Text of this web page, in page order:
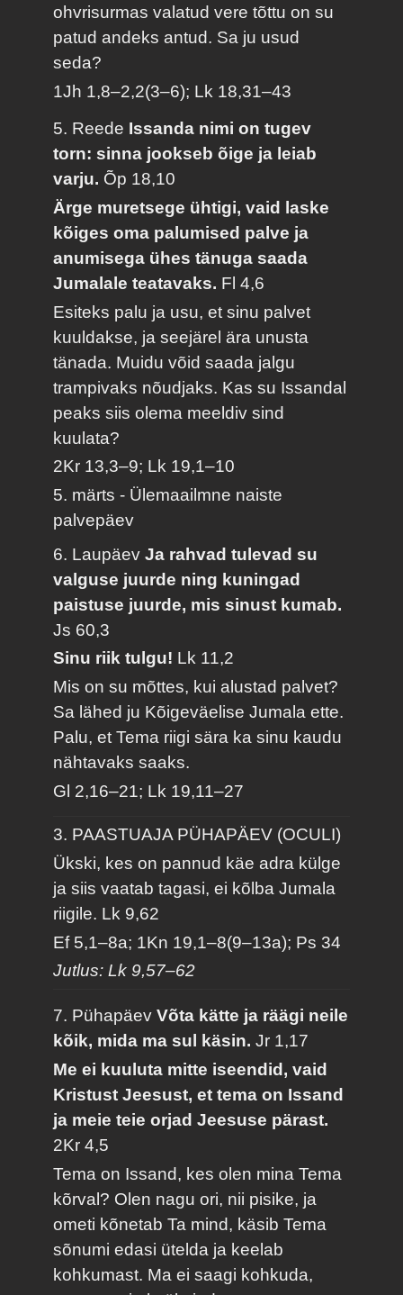
ohvrisurmas valatud vere tõttu on su
patud andeks antud. Sa ju usud
seda?
1Jh 1,8–2,2(3–6); Lk 18,31–43
5. Reede Issanda nimi on tugev
torn: sinna jookseb õige ja leiab
varju. Õp 18,10
Ärge muretsege ühtigi, vaid laske
kõiges oma palumised palve ja
anumisega ühes tänuga saada
Jumalale teatavaks. Fl 4,6
Esiteks palu ja usu, et sinu palvet
kuuldakse, ja seejärel ära unusta
tänada. Muidu võid saada jalgu
trampivaks nõudjaks. Kas su Issandal
peaks siis olema meeldiv sind
kuulata?
2Kr 13,3–9; Lk 19,1–10
5. märts - Ülemaailmne naiste
palvepäev
6. LaupäevJa rahvad tulevad su
valguse juurde ning kuningad
paistuse juurde, mis sinust kumab.
Js 60,3
Sinu riik tulgu! Lk 11,2
Mis on su mõttes, kui alustad palvet?
Sa lähed ju Kõigeväelise Jumala ette.
Palu, et Tema riigi sära ka sinu kaudu
nähtavaks saaks.
Gl 2,16–21; Lk 19,11–27
3. PAASTUAJA PÜHAPÄEV (OCULI)
Ükski, kes on pannud käe adra külge
ja siis vaatab tagasi, ei kõlba Jumala
riigile. Lk 9,62
Ef 5,1–8a; 1Kn 19,1–8(9–13a); Ps 34
Jutlus: Lk 9,57–62
7. PühapäevVõta kätte ja räägi neile
kõik, mida ma sul käsin.Jr 1,17
Me ei kuuluta mitte iseendid, vaid
Kristust Jeesust, et tema on Issand
ja meie teie orjad Jeesuse pärast.
2Kr 4,5
Tema on Issand, kes olen mina Tema
kõrval? Olen nagu ori, nii pisike, ja
ometi kõnetab Ta mind, käsib Tema
sõnumi edasi ütelda ja keelab
kohkumast. Ma ei saagi kohkuda,